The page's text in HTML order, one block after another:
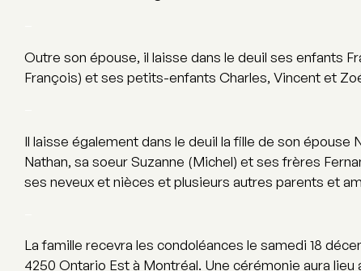
Outre son épouse, il laisse dans le deuil ses enfants
François) et ses petits-enfants Charles, Vincent et
Il laisse également dans le deuil la fille de son
Nathan, sa soeur Suzanne (Michel) et ses frères
ses neveux et nièces et plusieurs autres parents et
La famille recevra les condoléances le samedi 18
4250 Ontario Est à Montréal. Une cérémonie aura lieu